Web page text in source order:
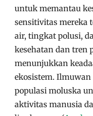
untuk memantau
sensitivitas mereka
air, tingkat polusi,
kesehatan dan tren
menunjukkan
ekosistem.
populasi moluska
aktivitas manusia